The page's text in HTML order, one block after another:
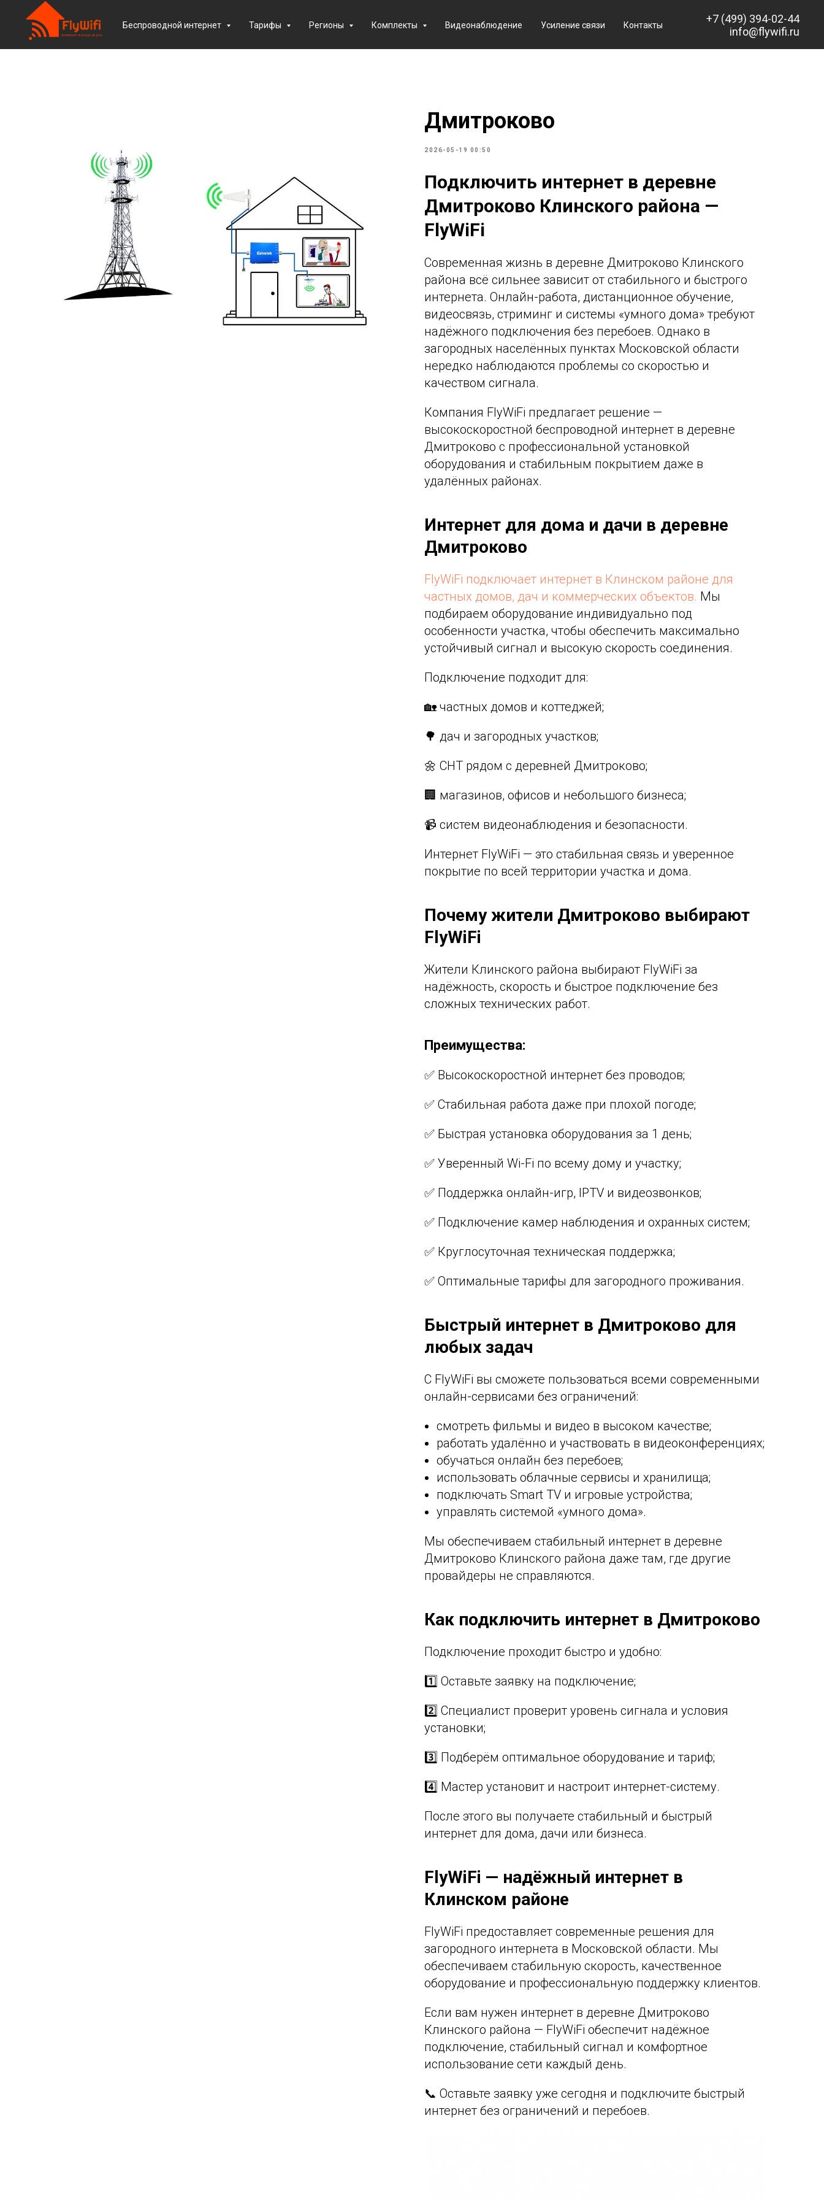
Беспроводной интернет Тарифы Регионы Комплекты Видеонаблюдение Усиление связи Контакты
+7 (499) 394-02-44
info@flywifi.ru
Дмитроково
2026-05-19 00:50
Подключить интернет в деревне
Дмитроково Клинского района —
FlyWiFi
Современная жизнь в деревне Дмитроково Клинского
района всё сильнее зависит от стабильного и быстрого
интернета. Онлайн-работа, дистанционное обучение,
видеосвязь, стриминг и системы «умного дома» требуют
надёжного подключения без перебоев. Однако в
загородных населённых пунктах Московской области
нередко наблюдаются проблемы со скоростью и
качеством сигнала.
Компания FlyWiFi предлагает решение —
высокоскоростной беспроводной интернет в деревне
Дмитроково с профессиональной установкой
оборудования и стабильным покрытием даже в
удалённых районах.
Интернет для дома и дачи в деревне
Дмитроково
FlyWiFi подключает интернет в Клинском районе для
частных домов, дач и коммерческих объектов. Мы
подбираем оборудование индивидуально под
особенности участка, чтобы обеспечить максимально
устойчивый сигнал и высокую скорость соединения.
Подключение подходит для:
🏡 частных домов и коттеджей;
🌳 дач и загородных участков;
🌼 СНТ рядом с деревней Дмитроково;
🏢 магазинов, офисов и небольшого бизнеса;
📹 систем видеонаблюдения и безопасности.
Интернет FlyWiFi — это стабильная связь и уверенное
покрытие по всей территории участка и дома.
Почему жители Дмитроково выбирают
FlyWiFi
Жители Клинского района выбирают FlyWiFi за
надёжность, скорость и быстрое подключение без
сложных технических работ.
Преимущества:
✅ Высокоскоростной интернет без проводов;
✅ Стабильная работа даже при плохой погоде;
✅ Быстрая установка оборудования за 1 день;
✅ Уверенный Wi-Fi по всему дому и участку;
✅ Поддержка онлайн-игр, IPTV и видеозвонков;
✅ Подключение камер наблюдения и охранных систем;
✅ Круглосуточная техническая поддержка;
✅ Оптимальные тарифы для загородного проживания.
Быстрый интернет в Дмитроково для
любых задач
С FlyWiFi вы сможете пользоваться всеми современными
онлайн-сервисами без ограничений:
смотреть фильмы и видео в высоком качестве;
работать удалённо и участвовать в видеоконференциях;
обучаться онлайн без перебоев;
использовать облачные сервисы и хранилища;
подключать Smart TV и игровые устройства;
управлять системой «умного дома».
Мы обеспечиваем стабильный интернет в деревне
Дмитроково Клинского района даже там, где другие
провайдеры не справляются.
Как подключить интернет в Дмитроково
Подключение проходит быстро и удобно:
1️⃣ Оставьте заявку на подключение;
2️⃣ Специалист проверит уровень сигнала и условия
установки;
3️⃣ Подберём оптимальное оборудование и тариф;
4️⃣ Мастер установит и настроит интернет-систему.
После этого вы получаете стабильный и быстрый
интернет для дома, дачи или бизнеса.
FlyWiFi — надёжный интернет в
Клинском районе
FlyWiFi предоставляет современные решения для
загородного интернета в Московской области. Мы
обеспечиваем стабильную скорость, качественное
оборудование и профессиональную поддержку клиентов.
Если вам нужен интернет в деревне Дмитроково
Клинского района — FlyWiFi обеспечит надёжное
подключение, стабильный сигнал и комфортное
использование сети каждый день.
📞 Оставьте заявку уже сегодня и подключите быстрый
интернет без ограничений и перебоев.